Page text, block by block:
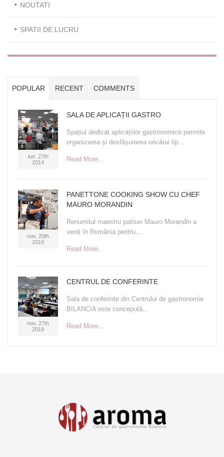
NOUTATI
SPATII DE LUCRU
POPULAR RECENT COMMENTS
iun. 27th
2014
SALA DE APLICAȚII GASTRO
Spațiul dedicat aplicațiilor gastronomice permite
organizarea și desfășurarea oricărui tip...
Read More...
nov. 20th
2019
PANETTONE COOKING SHOW CU CHEF
MAURO MORANDIN
Renumitul maestru patiser Mauro Morandin a
venit în România pentru...
Read More...
nov. 27th
2019
CENTRUL DE CONFERINTE
Sala de conferințe din Centrului de gastronomie
BILANCIA este concepută...
Read More...